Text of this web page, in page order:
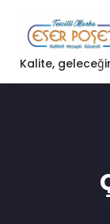
content
Kalite,